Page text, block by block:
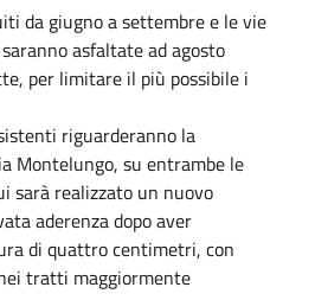
da giugno a settembre e le vie
asfaltate ad agosto
per limitare il più possibile i
riguarderanno la
Montelungo, su entrambe le
sarà realizzato un nuovo
aderenza dopo aver
di quattro centimetri, con
tratti maggiormente